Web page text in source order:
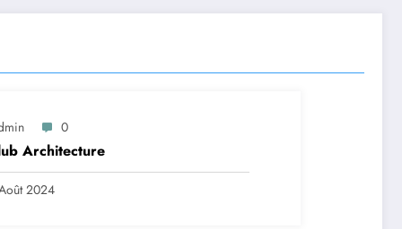
0
Architecture
2024